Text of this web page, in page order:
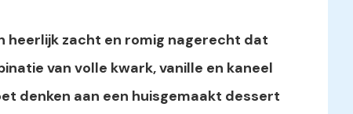
zacht en romig nagerecht dat
van volle kwark, vanille en kaneel
denken aan een huisgemaakt dessert